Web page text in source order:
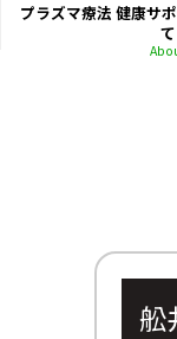
プラズマ療法 健康サ
て
舩